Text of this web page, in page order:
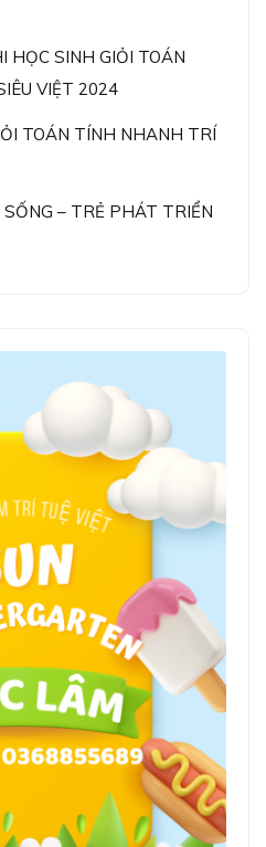
HỌC SINH GIỎI TOÁN
VIỆT 2024
TOÁN TÍNH NHANH TRÍ
– TRẺ PHÁT TRIỂN